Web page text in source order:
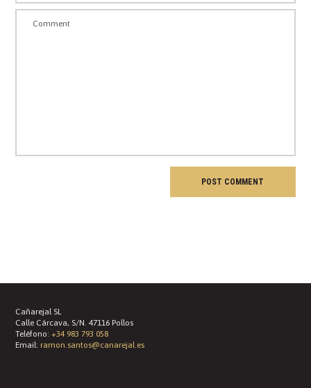
Cañarejal SL
Calle Cárcava, S/N. 47116 Pollos
Teléfono:+34 983 793 058
Email:ramon.santos@canarejal.es